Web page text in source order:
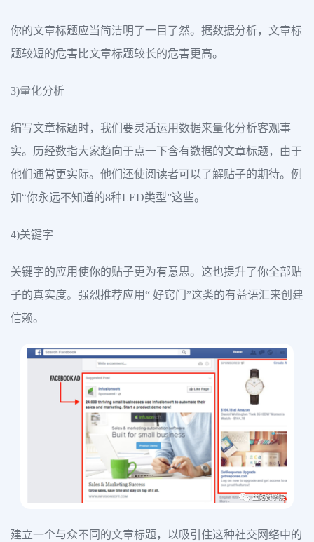
你的文章标题应当简洁明了一目了然。据数据分析，文章标
题较短的危害比文章标题较长的危害更高。
3)量化分析
编写文章标题时，我们要灵活运用数据来量化分析客观事
实。历经数指大家趋向于点一下含有数据的文章标题，由于
他们通常更实际。他们还使阅读者可以了解贴子的期待。例
如“你永远不知道的8种LED类型”这些。
4)关键字
关键字的应用使你的贴子更为有意思。这也提升了你全部贴
子的真实度。强烈推荐应用“ 好窍门”这类的有益语汇来创建
信赖。
建立一个与众不同的文章标题，以吸引住这种社交网络中的